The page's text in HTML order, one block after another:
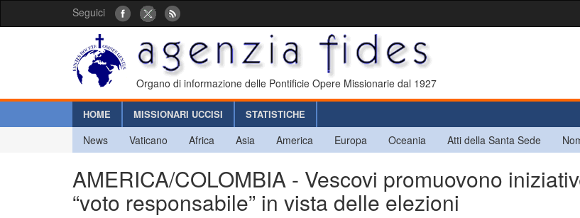
Seguici
Organo di informazione delle Pontificie Opere Missionarie dal 1927
HOME MISSIONARI UCCISI STATISTICHE
News Vaticano Africa Asia America Europa Oceania Atti della Santa Sede
AMERICA/COLOMBIA - Vescovi promuovono
“voto responsabile” in vista delle elezioni